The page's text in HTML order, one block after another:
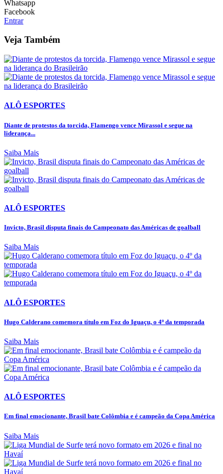
Whatsapp
Facebook
Entrar
Veja Também
ALÔ ESPORTES
Diante de protestos da torcida, Flamengo vence Mirassol e segue na
liderança...
Saiba Mais
ALÔ ESPORTES
Invicto, Brasil disputa finais do Campeonato das Américas de goalball
Saiba Mais
ALÔ ESPORTES
Hugo Calderano comemora título em Foz do Iguaçu, o 4º da temporada
Saiba Mais
ALÔ ESPORTES
Em final emocionante, Brasil bate Colômbia e é campeão da Copa América
Saiba Mais